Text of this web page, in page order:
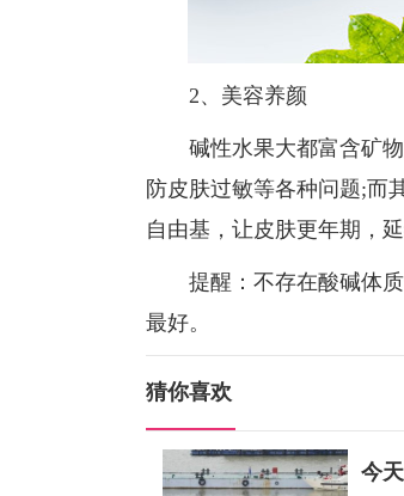
2、美容养颜
碱性水果大都富含矿物
防皮肤过敏等各种问题;而
自由基，让皮肤更年期，延
提醒：不存在酸碱体质
最好。
猜你喜欢
今